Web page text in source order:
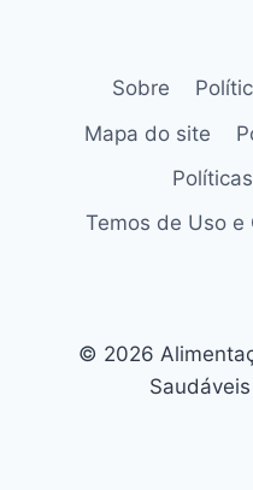
Sobre
Mapa do site
Temos de Uso e
© 2026